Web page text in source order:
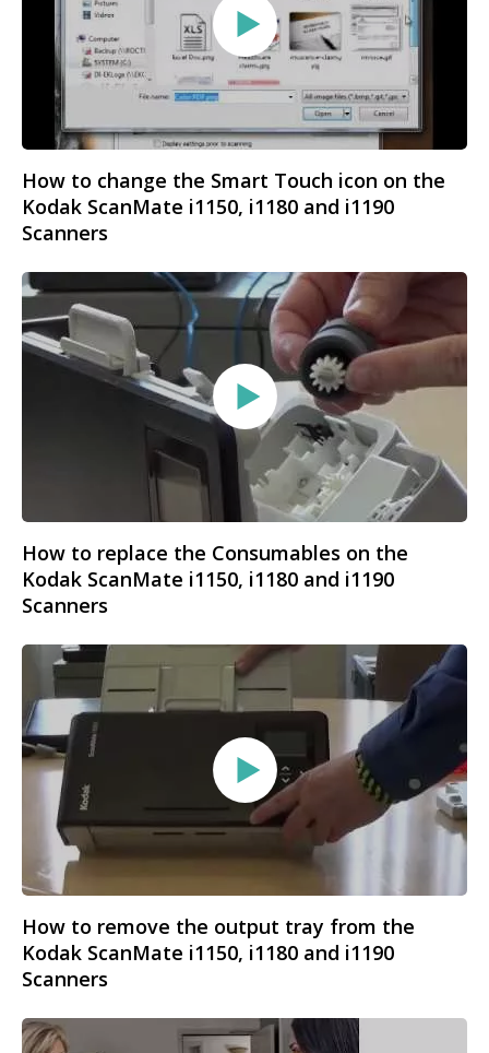
How to change the Smart Touch icon on the
Kodak ScanMate i1150, i1180 and i1190
Scanners
How to replace the Consumables on the
Kodak ScanMate i1150, i1180 and i1190
Scanners
How to remove the output tray from the
Kodak ScanMate i1150, i1180 and i1190
Scanners